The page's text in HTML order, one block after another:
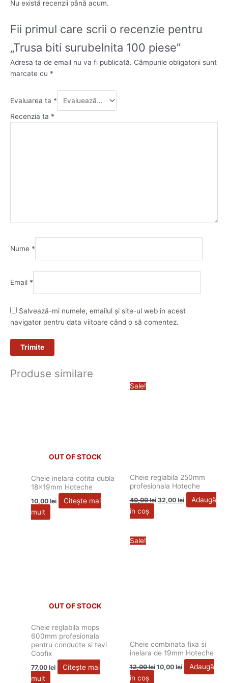
Nu există recenzii până acum.
Fii primul care scrii o recenzie pentru
„Trusa biti surubelnita 100 piese”
Adresa ta de email nu va fi publicată. Câmpurile obligatorii sunt
marcate cu *
Evaluarea ta *
Recenzia ta *
Nume *
Email *
Salvează-mi numele, emailul și site-ul web în acest
navigator pentru data viitoare când o să comentez.
Produse similare
OUT OF STOCK
Cheie inelara cotita dubla
18x19mm Hoteche
10,00lei
Citește mai
mult
Sale!
Cheie reglabila 250mm
profesionala Hoteche
40,00lei 32,00 lei
Adaugă
în coș
OUT OF STOCK
Cheie reglabila mops
600mm profesionala
pentru conducte si tevi
Coofix
77,00lei
Citește mai
mult
Sale!
Cheie combinata fixa si
inelara de 19mm Hoteche
12,00lei 10,00 lei
Adaugă
în coș